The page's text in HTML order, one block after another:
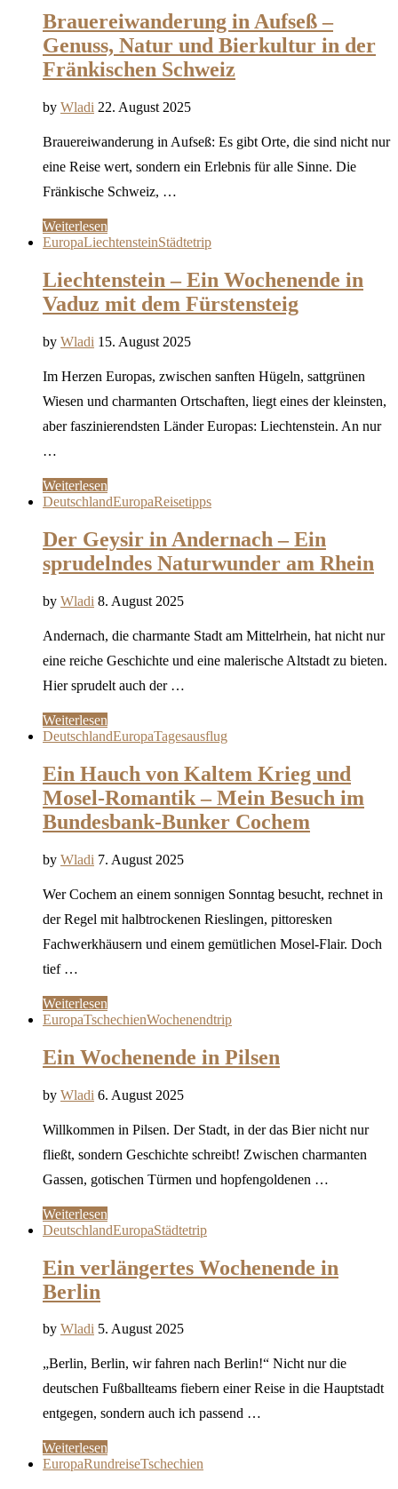
Brauereiwanderung in Aufseß –
Genuss, Natur und Bierkultur in der
Fränkischen Schweiz
by Wladi 22. August 2025
Brauereiwanderung in Aufseß: Es gibt Orte, die sind nicht nur
eine Reise wert, sondern ein Erlebnis für alle Sinne. Die
Fränkische Schweiz, …
Weiterlesen
EuropaLiechtensteinStädtetrip
Liechtenstein – Ein Wochenende in
Vaduz mit dem Fürstensteig
by Wladi 15. August 2025
Im Herzen Europas, zwischen sanften Hügeln, sattgrünen
Wiesen und charmanten Ortschaften, liegt eines der kleinsten,
aber faszinierendsten Länder Europas: Liechtenstein. An nur
…
Weiterlesen
DeutschlandEuropaReisetipps
Der Geysir in Andernach – Ein
sprudelndes Naturwunder am Rhein
by Wladi 8. August 2025
Andernach, die charmante Stadt am Mittelrhein, hat nicht nur
eine reiche Geschichte und eine malerische Altstadt zu bieten.
Hier sprudelt auch der …
Weiterlesen
DeutschlandEuropaTagesausflug
Ein Hauch von Kaltem Krieg und
Mosel-Romantik – Mein Besuch im
Bundesbank-Bunker Cochem
by Wladi 7. August 2025
Wer Cochem an einem sonnigen Sonntag besucht, rechnet in
der Regel mit halbtrockenen Rieslingen, pittoresken
Fachwerkhäusern und einem gemütlichen Mosel-Flair. Doch
tief …
Weiterlesen
EuropaTschechienWochenendtrip
Ein Wochenende in Pilsen
by Wladi 6. August 2025
Willkommen in Pilsen. Der Stadt, in der das Bier nicht nur
fließt, sondern Geschichte schreibt! Zwischen charmanten
Gassen, gotischen Türmen und hopfengoldenen …
Weiterlesen
DeutschlandEuropaStädtetrip
Ein verlängertes Wochenende in
Berlin
by Wladi 5. August 2025
„Berlin, Berlin, wir fahren nach Berlin!“ Nicht nur die
deutschen Fußballteams fiebern einer Reise in die Hauptstadt
entgegen, sondern auch ich passend …
Weiterlesen
EuropaRundreiseTschechien